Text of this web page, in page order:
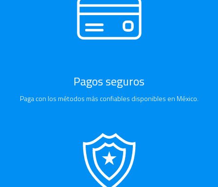
Pagos seguros
Paga con los métodos más confiables disponibles en México.